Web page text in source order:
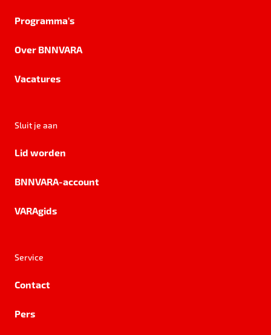
Programma's
Over BNNVARA
Vacatures
Sluit je aan
Lid worden
BNNVARA-account
VARAgids
Service
Contact
Pers